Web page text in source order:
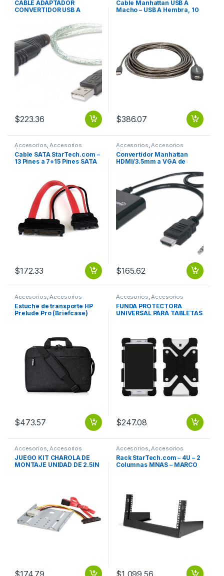
CABLE ADAPTADOR
CONVERTIDOR USB A
BLISTER USB A SERIAL DB9
RS232 45CM BLISTER
$223.36
Cable Manhattan USB A
Macho – USB A Hembra, 10
$386.07
Accesorios,Accesorios
Almacenamiento
Cable SATA StarTech.com –
13 Pines a 7+15 Pines SATA
$172.33
Accesorios,Accesorios
Almacenamiento
Convertidor Manhattan
HDMI/3.5mm a VGA de
VGA + AUDIO 3.5MM 1080P
$165.62
Accesorios,Accesorios
Almacenamiento
Estuche de transporte HP
Prelude Pro (Briefcase)
Resistente a las Raspaduras
– Material/Tejido – Correa
de Hombro, Correa para
equipaje – 285.8mm Altura
x 406.4mm Ancho x 69 .
$473.57
Accesorios,Accesorios
Almacenamiento
FUNDA PROTECTORA
UNIVERSAL PARA TABLETAS
DE 8 9 Y 12 DE SILICON NEG
$247.08
Accesorios Accesorios
Almacenamiento
JUEGO KIT CHAROLA DE
MONTAJE UNIDAD DE 2.5IN
$174.79
Accesorios Accesorios
Almacenamiento
Rack StarTech.com – 4U – 2
Columnas MNAS – MARCO
$1,099.56